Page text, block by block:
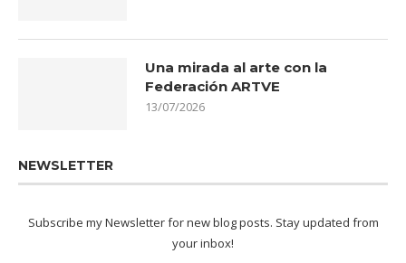
Una mirada al arte con la
Federación ARTVE
13/07/2026
NEWSLETTER
Subscribe my Newsletter for new blog posts. Stay updated from
your inbox!